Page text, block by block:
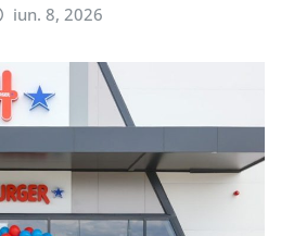
iun. 8, 2026